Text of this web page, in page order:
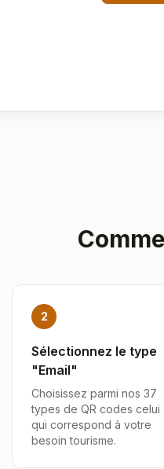
2
Sélectionnez le type
"Email"
Choisissez parmi nos 37
types de QR codes celui
qui correspond à votre
besoin tourisme.